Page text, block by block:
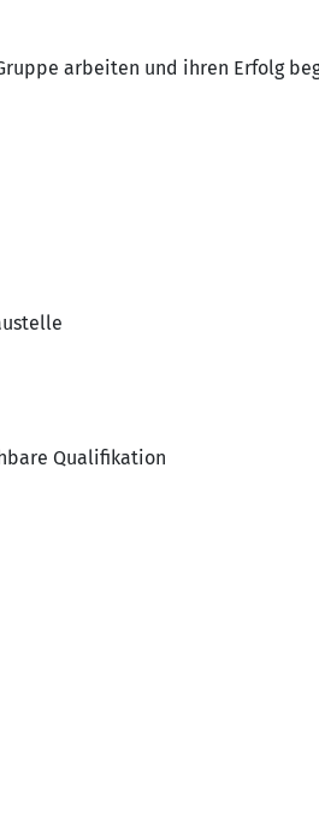
arbeiten und ihren Erfolg
Qualifikation